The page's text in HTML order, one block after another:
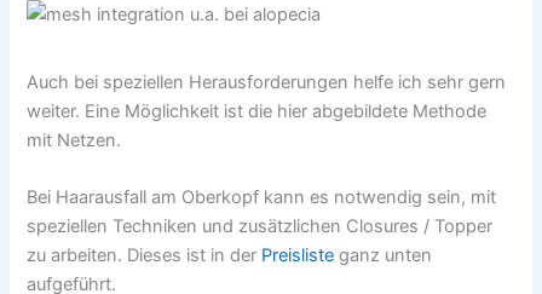
Auch bei speziellen Herausforderungen helfe ich sehr gern
weiter. Eine Möglichkeit ist die hier abgebildete Methode
mit Netzen.
Bei Haarausfall am Oberkopf kann es notwendig sein, mit
speziellen Techniken und zusätzlichen Closures / Topper
zu arbeiten. Dieses ist in der Preisliste ganz unten
aufgeführt.